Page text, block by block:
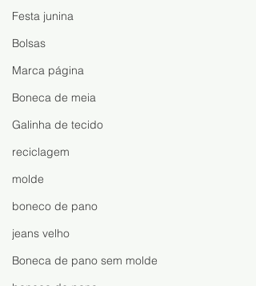
Festa junina
Bolsas
Marca página
Boneca de meia
Galinha de tecido
reciclagem
molde
boneco de pano
jeans velho
Boneca de pano sem molde